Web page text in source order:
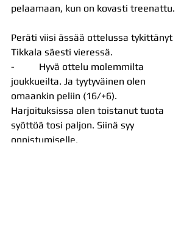
pelaamaan, kun on kovasti treenattu.
Peräti viisi ässää ottelussa tykittänyt
Tikkala säesti vieressä.
-          Hyvä ottelu molemmilta
joukkueilta. Ja tyytyväinen olen
omaankin peliin (16/+6).
Harjoituksissa olen toistanut tuota
syöttöä tosi paljon. Siinä syy
onnistumiselle.